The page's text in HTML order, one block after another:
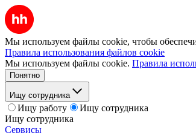
Мы используем файлы cookie, чтобы
Правила использования файлов cookie
Мы используем файлы cookie. Правила
Понятно
Ищу сотрудника
Ищу работу
Ищу сотрудника
Ищу сотрудника
Сервисы